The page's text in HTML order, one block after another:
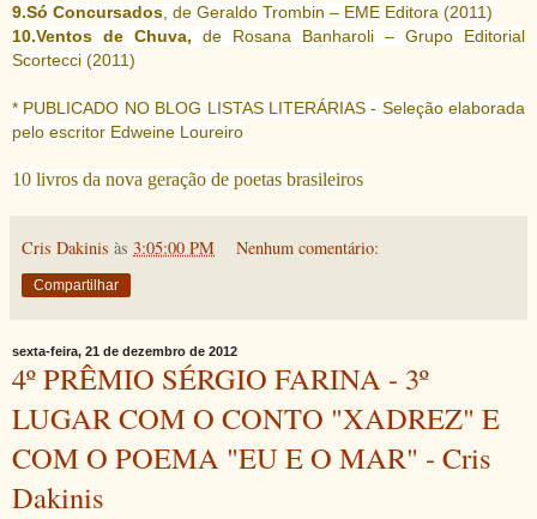
9.Só Concursados, de Geraldo Trombin – EME Editora (2011)
10.Ventos de Chuva, de Rosana Banharoli – Grupo Editorial
Scortecci (2011)
* PUBLICADO NO BLOG LISTAS LITERÁRIAS - Seleção elaborada
pelo escritor Edweine Loureiro
10 livros da nova geração de poetas brasileiros
Cris Dakinis às 3:05:00 PM Nenhum comentário:
Compartilhar
sexta-feira, 21 de dezembro de 2012
4º PRÊMIO SÉRGIO FARINA - 3º
LUGAR COM O CONTO "XADREZ" E
COM O POEMA "EU E O MAR" - Cris
Dakinis